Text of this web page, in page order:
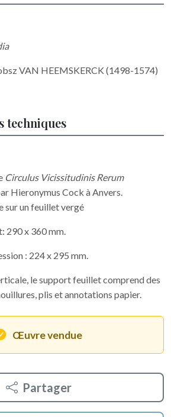
VAN HEEMSKERCK (1498-1574)
techniques
Circulus Vicissitudinis Rerum
Hieronymus Cock à Anvers.
sur un feuillet vergé
290 x 360 mm.
: 224 x 295 mm.
le support feuillet comprend des
plis et annotations papier.
Œuvre vendue
Partager